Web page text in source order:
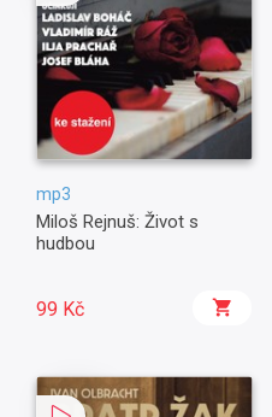
mp3
Miloš Rejnuš: Život s
hudbou
99 Kč